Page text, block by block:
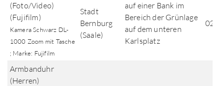
(Foto/Video)
(Fujifilm)
Kamera Schwarz DL-
1000 Zoom mit Tasche
; Marke: Fujifilm
Stadt
Bernburg
(Saale)
auf einer Bank im
Bereich der Grünlage
auf dem unteren
Karlsplatz
Armbanduhr
(Herren)